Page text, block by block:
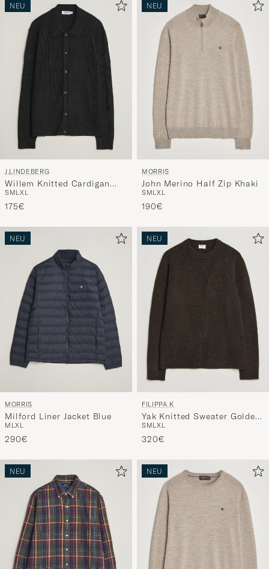
NEU
J.LINDEBERG
Willem Knitted Cardigan
Black
SMLXL
175€
NEU
MORRIS
John Merino Half Zip Khaki
SMLXL
190€
NEU
MORRIS
Milford Liner Jacket Blue
M LXL
290€
NEU
FILIPPA K
Yak Knitted Sweater Golden
Brown
SMLXL
320€
NEU NEU